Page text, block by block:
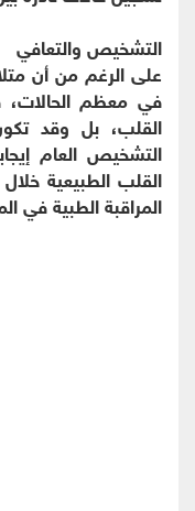
التشخيص والتعافي
على الرغم من أن
في معظم
القلب، بل وقد
التشخيص العام
المراقبة الطبية في